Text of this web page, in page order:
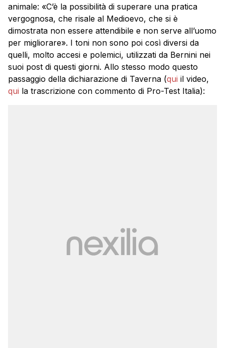
animale: «C’è la possibilità di superare una pratica
vergognosa, che risale al Medioevo, che si è
dimostrata non essere attendibile e non serve all’uomo
per migliorare». I toni non sono poi così diversi da
quelli, molto accesi e polemici, utilizzati da Bernini nei
suoi post di questi giorni. Allo stesso modo questo
passaggio della dichiarazione di Taverna (qui il video,
qui la trascrizione con commento di Pro-Test Italia):